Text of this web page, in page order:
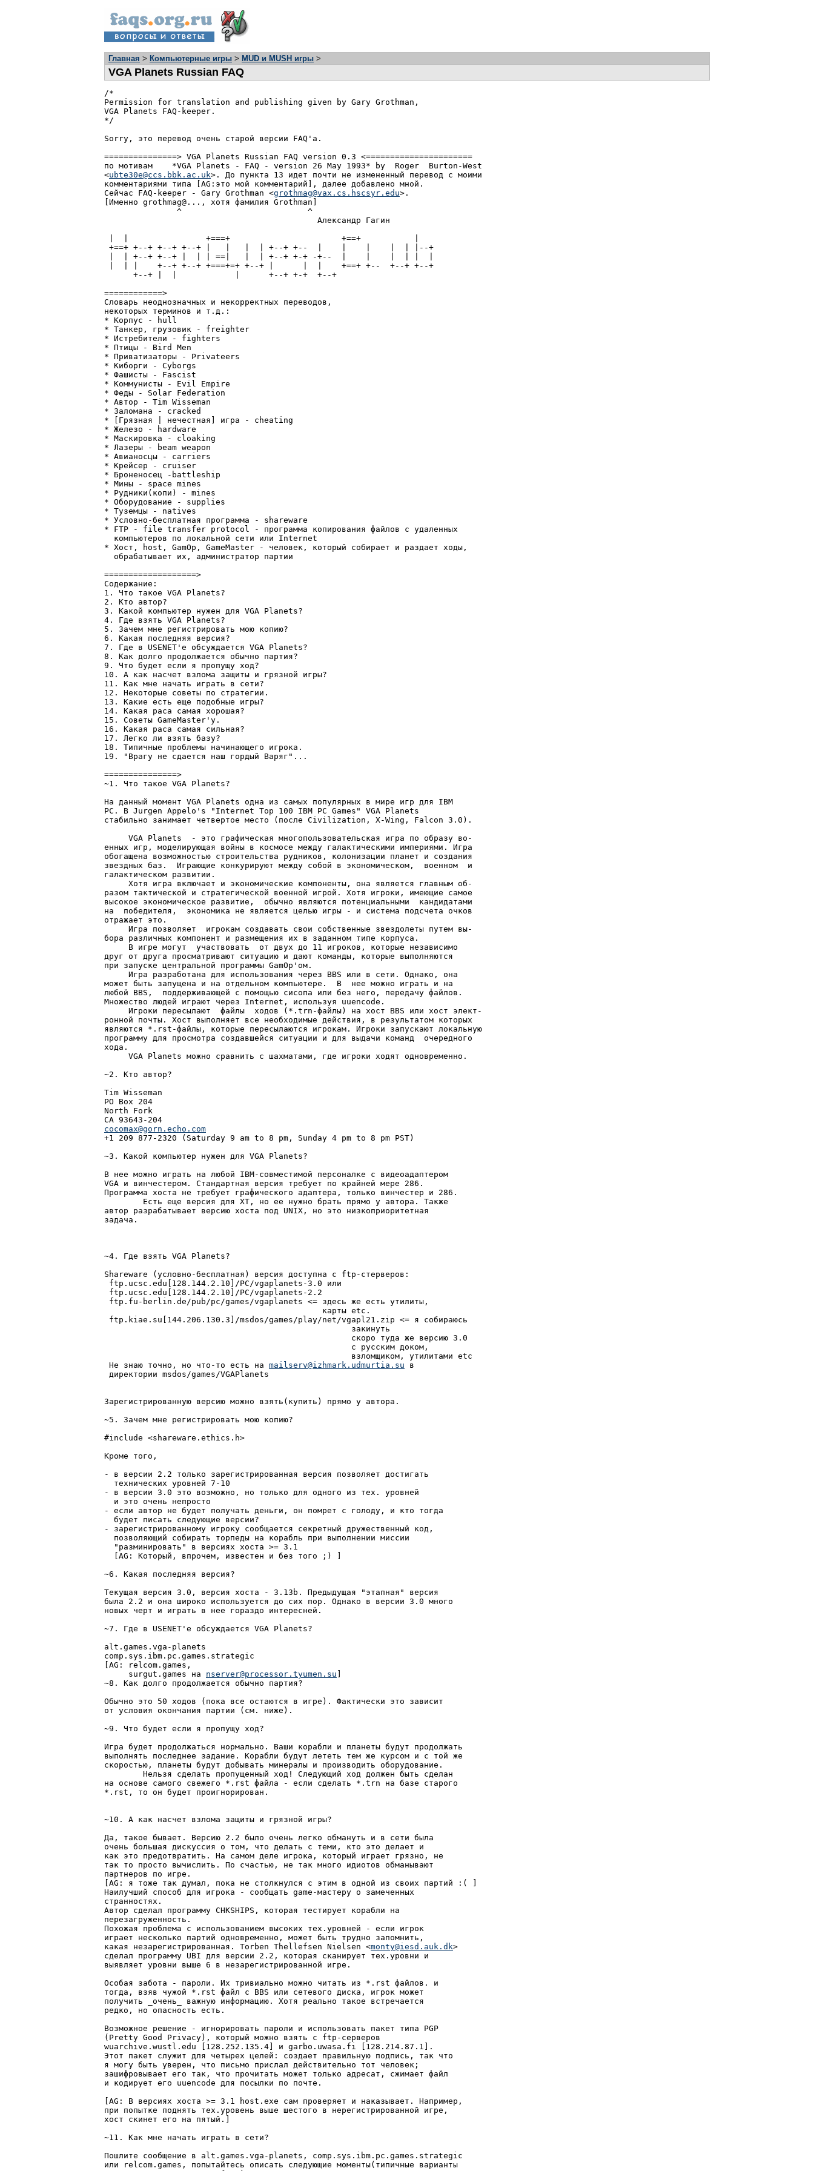
Главная > Компьютерные игры > MUD и MUSH игры >
VGA Planets Russian FAQ
/*
Permission for translation and publishing given by Gary Grothman,
VGA Planets FAQ-keeper.
*/
Sorry, это перевод очень старой версии FAQ'а.
===============> VGA Planets Russian FAQ version 0.3 <======================
по мотивам    *VGA Planets - FAQ - version 26 May 1993* by  Roger  Burton-West
<ubte30e@ccs.bbk.ac.uk>. До пункта 13 идет почти не измененный перевод с моими
комментариями типа [AG:это мой комментарий], далее добавлено мной.
Сейчас FAQ-keeper - Gary Grothman <grothmag@vax.cs.hscsyr.edu>.
[Именно grothmag@..., хотя фамилия Grothman]
|  |                +===+                       +==+           |
+==+ +--+ +--+ +--+ |   |   |  | +--+ +--  |    |    |    |  | |--+
|  | +--+ +--+ |  | | ==|   |  | +--+ +-+ -+--  |    |    |  | |  |
|  | |    +--+ +--+ +===+=+ +--+ |      |  |    +==+ +--  +--+ +--+
      +--+ |  |            |      +--+ +-+  +--+
============>
Словарь неоднозначных и некорректных переводов,
некоторых терминов и т.д.:
* Корпус - hull
* Танкер, грузовик - freighter
* Истребители - fighters
* Птицы - Bird Men
* Приватизаторы - Privateers
* Киборги - Cyborgs
* Фашисты - Fascist
* Коммунисты - Evil Empire
* Феды - Solar Federation
* Автор - Tim Wisseman
* Заломана - cracked
* [Грязная | нечестная] игра - cheating
* Железо - hardware
* Маскировка - cloaking
* Лазеры - beam weapon
* Авианосцы - carriers
* Крейсер - cruiser
* Броненосец -battleship
* Мины - space mines
* Рудники(копи) - mines
* Оборудование - supplies
* Туземцы - natives
* Условно-бесплатная программа - shareware
* FTP - file transfer protocol - программа копирования файлов с удаленных
  компьютеров по локальной сети или Internet
* Хост, host, GamOp, GameMaster - человек, который собирает и раздает ходы,
  обрабатывает их, администратор партии
===================>
Содержание:
1. Что такое VGA Planets?
2. Кто автор?
3. Какой компьютер нужен для VGA Planets?
4. Где взять VGA Planets?
5. Зачем мне регистрировать мою копию?
6. Какая последняя версия?
7. Где в USENET'е обсуждается VGA Planets?
8. Как долго продолжается обычно партия?
9. Что будет если я пропущу ход?
10. А как насчет взлома защиты и грязной игры?
11. Как мне начать играть в сети?
12. Некоторые советы по стратегии.
13. Какие есть еще подобные игры?
14. Какая раса самая хорошая?
15. Советы GameMaster'у.
16. Какая раса самая сильная?
17. Легко ли взять базу?
18. Типичные проблемы начинающего игрока.
19. "Врагу не сдается наш гордый Варяг"...
===============>
~1. Что такое VGA Planets?
На данный момент VGA Planets одна из самых популярных в мире игр для IBM
PC. В Jurgen Appelo's "Internet Top 100 IBM PC Games" VGA Planets
стабильно занимает четвертое место (после Civilization, X-Wing, Falcon 3.0).
     VGA Рlanets  - это графическая многопользовательская игра по образу во-
енных игр, моделирующая войны в космосе между галактическими империями. Игра
обогащена возможностью строительства рудников, колонизации планет и создания
звездных баз.  Играющие конкурируют между собой в экономическом,  военном  и
галактическом развитии.
     Хотя игра включает и экономические компоненты, она является главным об-
разом тактической и стратегической военной игрой. Хотя игроки, имеющие самое
высокое экономическое развитие,  обычно являются потенциальными  кандидатами
на  победителя,  экономика не является целью игры - и система подсчета очков
отражает это.
     Игра позволяет  игрокам создавать свои собственные звездолеты путем вы-
бора различных компонент и размещения их в заданном типе корпуса.
     В игре могут  участвовать  от двух до 11 игроков, которые независимо
друг от друга просматривают ситуацию и дают команды, которые выполняются
при запуске центральной программы GamOp'ом.
     Игра разработана для использования через BBS или в сети. Однако, она
может быть запущена и на отдельном компьютере.  В  нее можно играть и на
любой BBS,  поддерживающей с помощью сисопа или без него, передачу файлов.
Множество людей играют через Internet, используя uuencode.
     Игроки пересылают  файлы  ходов (*.trn-файлы) на хост BBS или хост элект-
ронной почты. Хост выполняет все необходимые действия, в результатом которых
являются *.rst-файлы, которые пересылаются игрокам. Игроки запускают локальную
программу для просмотра создавшейся ситуации и для выдачи команд  очередного
хода.
     VGA Planets можно сравнить с шахматами, где игроки ходят одновременно.
~2. Кто автор?
Tim Wisseman
PO Box 204
North Fork
cocomax@gorn.echo.com
+1 209 877-2320 (Saturday 9 am to 8 pm, Sunday 4 pm to 8 pm PST)
~3. Какой компьютер нужен для VGA Planets?
В нее можно играть на любой IBM-совместимой персоналке с видеоадаптером
VGA и винчестером. Стандартная версия требует по крайней мере 286.
Программа хоста не требует графического адаптера, только винчестер и 286.
автор разрабатывает версию хоста под UNIX, но это низкоприоритетная
задача.
~4. Где взять VGA Planets?
Shareware (условно-бесплатная) версия доступна с ftp-стерверов:
ftp.ucsc.edu[128.144.2.10]/PC/vgaplanets-3.0 или
ftp.ucsc.edu[128.144.2.10]/PC/vgaplanets-2.2
ftp.fu-berlin.de/pub/pc/games/vgaplanets <= здесь же есть утилиты,
                                             карты etc.
ftp.kiae.su[144.206.130.3]/msdos/games/play/net/vgapl21.zip <= я собираюсь
                                                   закинуть
                                                   скоро туда же версию 3.0
                                                   с русским доком,
                                                   взломщиком, утилитами etc
Не знаю точно, но что-то есть на mailserv@izhmark.udmurtia.su в
директории msdos/games/VGAPlanets
Зарегистрированную версию можно взять(купить) прямо у автора.
~5. Зачем мне регистрировать мою копию?
#include <shareware.ethics.h>
Кроме того,
- в версии 2.2 только зарегистрированная версия позволяет достигать
  технических уровней 7-10
- в версии 3.0 это возможно, но только для одного из тех. уровней
  и это очень непросто
- если автор не будет получать деньги, он помрет с голоду, и кто тогда
  будет писать следующие версии?
- зарегистрированному игроку сообщается секретный дружественный код,
  позволяющий собирать торпеды на корабль при выполнении миссии
  "разминировать" в версиях хоста >= 3.1
  [AG: Который, впрочем, известен и без того ;) ]
~6. Какая последняя версия?
Текущая версия 3.0, версия хоста - 3.13b. Предыдущая "этапная" версия
была 2.2 и она широко используется до сих пор. Однако в версии 3.0 много
новых черт и играть в нее гораздо интересней.
~7. Где в USENET'е обсуждается VGA Planets?
alt.games.vga-planets
comp.sys.ibm.pc.games.strategic
[AG: relcom.games,
     surgut.games на
nserver@processor.tyumen.su
~8. Как долго продолжается обычно партия?
Обычно это 50 ходов (пока все остаются в игре). Фактически это зависит
от условия окончания партии (см. ниже).
~9. Что будет если я пропущу ход?
Игра будет продолжаться нормально. Ваши корабли и планеты будут продолжать
выполнять последнее задание. Корабли будут лететь тем же курсом и с той же
скоростью, планеты будут добывать минералы и производить оборудование.
на основе самого свежего *.rst файла - если сделать *.trn на базе старого
*.rst, то он будет проигнорирован.
~10. А как насчет взлома защиты и грязной игры?
Да, такое бывает. Версию 2.2 было очень легко обмануть и в сети была
очень большая дискуссия о том, что делать с теми, кто это делает и
как это предотвратить. На самом деле игрока, который играет грязно, не
так то просто вычислить. По счастью, не так много идиотов обманывают
партнеров по игре.
[AG: я тоже так думал, пока не столкнулся с этим в одной из своих партий :( ]
Наилучший способ для игрока - сообщать game-мастеру о замеченных
странностях.
Автор сделал программу CHKSHIPS, которая тестирует корабли на
перезагруженность.
Похожая проблема с использованием высоких тех.уровней - если игрок
играет несколько партий одновременно, может быть трудно запомнить,
какая незарегистрированная. Torben Thellefsen Nielsen <monty@iesd.auk.dk>
сделал программу UBI для версии 2.2, которая сканирует тех.уровни и
выявляет уровни выше 6 в незарегистрированной игре.
Особая забота - пароли. Их тривиально можно читать из *.rst файлов. и
тогда, взяв чужой *.rst файл с BBS или сетевого диска, игрок может
получить _очень_ важную информацию. Хотя реально такое встречается
редко, но опасность есть.
Возможное решение - игнорировать пароли и использовать пакет типа PGP
(Pretty Good Privacy), который можно взять с ftp-серверов
wuarchive.wustl.edu [128.252.135.4] и garbo.uwasa.fi [128.214.87.1].
Этот пакет служит для четырех целей: создает правильную подпись, так что
я могу быть уверен, что письмо прислал действительно тот человек;
зашифровывает его так, что прочитать может только адресат, сжимает файл
и кодирует его uuencode для посылки по почте.
[AG: В версиях хоста >= 3.1 host.exe сам проверяет и наказывает. Например,
при попытке поднять тех.уровень выше шестого в нерегистрированной игре,
хост скинет его на пятый.]
~11. Как мне начать играть в сети?
Пошлите сообщение в alt.games.vga-planets, comp.sys.ibm.pc.games.strategic
или relcom.games, попытайтесь описать следующие моменты(типичные варианты